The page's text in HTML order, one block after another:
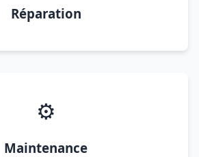
Réparation
⚙️
Maintenance